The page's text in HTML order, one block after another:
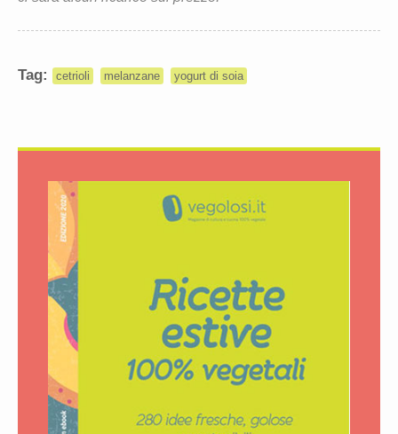
Tag: cetrioli melanzane yogurt di soia